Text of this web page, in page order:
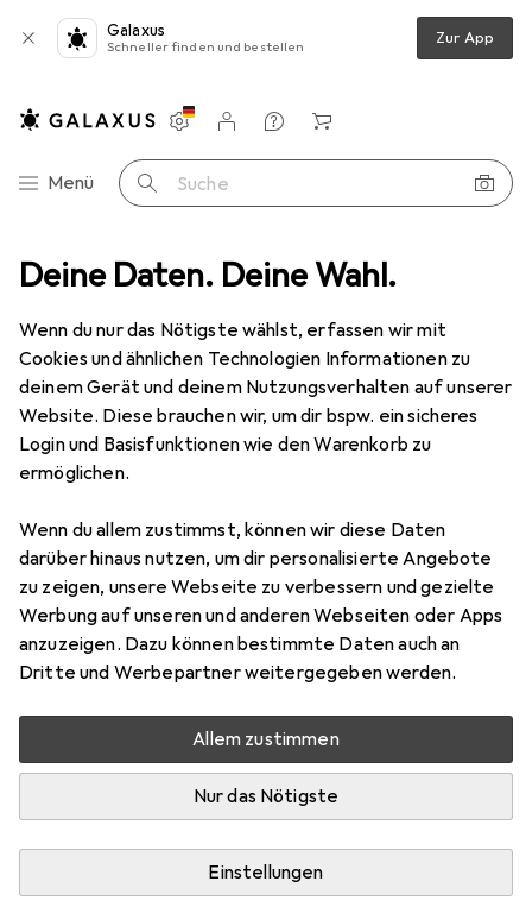
Deine Daten. Deine Wahl.
Wenn du nur das Nötigste wählst, erfassen wir mit
Cookies und ähnlichen Technologien Informationen zu
deinem Gerät und deinem Nutzungsverhalten auf unserer
Website. Diese brauchen wir, um dir bspw. ein sicheres
Login und Basisfunktionen wie den Warenkorb zu
ermöglichen.
Wenn du allem zustimmst, können wir diese Daten
darüber hinaus nutzen, um dir personalisierte Angebote
zu zeigen, unsere Webseite zu verbessern und gezielte
Werbung auf unseren und anderen Webseiten oder Apps
anzuzeigen. Dazu können bestimmte Daten auch an
Dritte und Werbepartner weitergegeben werden.
Allem zustimmen
Nur das Nötigste
Einstellungen
Galaxus
Schneller finden und bestellen Zur App
Navigation nach Kategorien
Menü Suche
Einstellungen
Kundenkonto
Vergleichslisten
Merklisten
Warenkorb
Smartwatch Schutzfolie Dipos Displayschutzfolie Crystalclear
4 Bilder
DiposDisplayschutzfolie Crystalclear
EUR
5,89
206
Bewertungen Marke
Mehr von Dipos
Mehr als 10 Stück an Lager beim Drittanbieter
Lieferort angeben für genaue Lieferzeit
In den Warenkorb